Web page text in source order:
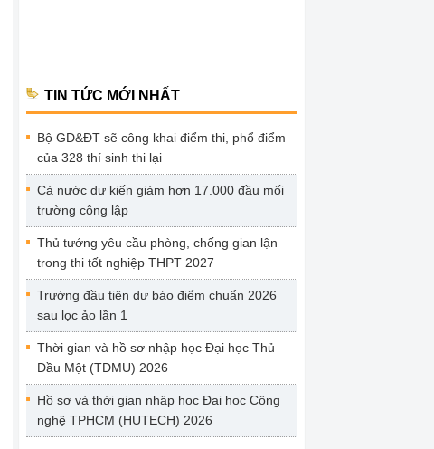
TIN TỨC MỚI NHẤT
Bộ GD&ĐT sẽ công khai điểm thi, phổ điểm
của 328 thí sinh thi lại
Cả nước dự kiến giảm hơn 17.000 đầu mối
trường công lập
Thủ tướng yêu cầu phòng, chống gian lận
trong thi tốt nghiệp THPT 2027
Trường đầu tiên dự báo điểm chuẩn 2026
sau lọc ảo lần 1
Thời gian và hồ sơ nhập học Đại học Thủ
Dầu Một (TDMU) 2026
Hồ sơ và thời gian nhập học Đại học Công
nghệ TPHCM (HUTECH) 2026